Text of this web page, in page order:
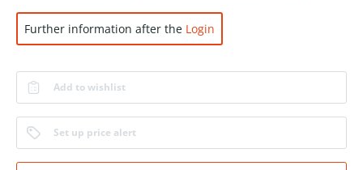
Further information after the Login
Add to wishlist
Set up price alert